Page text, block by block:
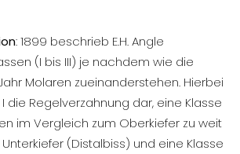
: 1899 beschrieb E.H. Angle
(I bis III) je nachdem wie die
Molaren zueinanderstehen. Hierbei
die Regelverzahnung dar, eine Klasse
im Vergleich zum Oberkiefer zu weit
(Distalbiss) und eine Klasse